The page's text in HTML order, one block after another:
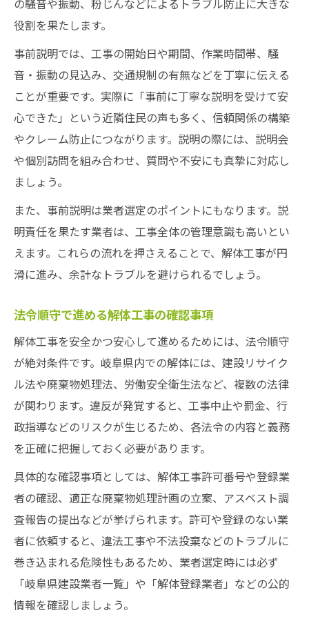
の騒音や振動、粉じんなどによるトラブル防止に大きな
役割を果たします。
事前説明では、工事の開始日や期間、作業時間帯、騒
音・振動の見込み、交通規制の有無などを丁寧に伝える
ことが重要です。実際に「事前に丁寧な説明を受けて安
心できた」という近隣住民の声も多く、信頼関係の構築
やクレーム防止につながります。説明の際には、説明会
や個別訪問を組み合わせ、質問や不安にも真摯に対応し
ましょう。
また、事前説明は業者選定のポイントにもなります。説
明責任を果たす業者は、工事全体の管理意識も高いとい
えます。これらの流れを押さえることで、解体工事が円
滑に進み、余計なトラブルを避けられるでしょう。
法令順守で進める解体工事の確認事項
解体工事を安全かつ安心して進めるためには、法令順守
が絶対条件です。岐阜県内での解体には、建設リサイク
ル法や廃棄物処理法、労働安全衛生法など、複数の法律
が関わります。違反が発覚すると、工事中止や罰金、行
政指導などのリスクが生じるため、各法令の内容と義務
を正確に把握しておく必要があります。
具体的な確認事項としては、解体工事許可番号や登録業
者の確認、適正な廃棄物処理計画の立案、アスベスト調
査報告の提出などが挙げられます。許可や登録のない業
者に依頼すると、違法工事や不法投棄などのトラブルに
巻き込まれる危険性もあるため、業者選定時には必ず
「岐阜県建設業者一覧」や「解体登録業者」などの公的
情報を確認しましょう。